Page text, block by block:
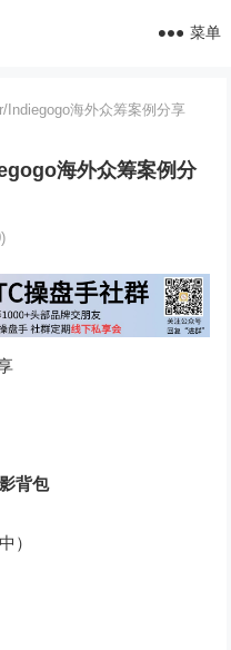
菜单
海外众筹案例分享
海外众筹案例分
背包
）